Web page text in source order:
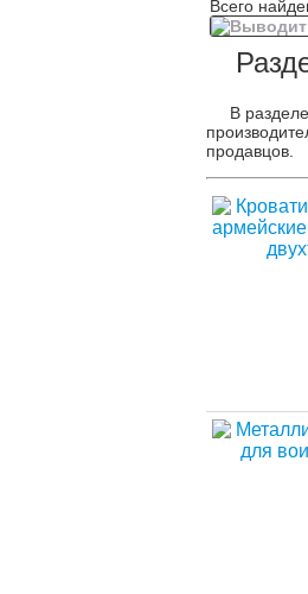
Всего
В
продавцов.